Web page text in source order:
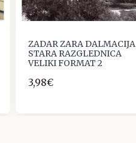
ZADAR ZARA DALMACIJA
STARA RAZGLEDNICA
VELIKI FORMAT 2
3,98€